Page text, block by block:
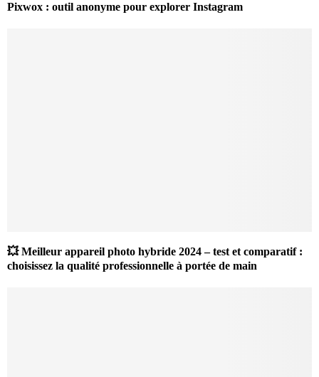
Pixwox : outil anonyme pour explorer Instagram
💥 Meilleur appareil photo hybride 2024 – test et comparatif :
choisissez la qualité professionnelle à portée de main